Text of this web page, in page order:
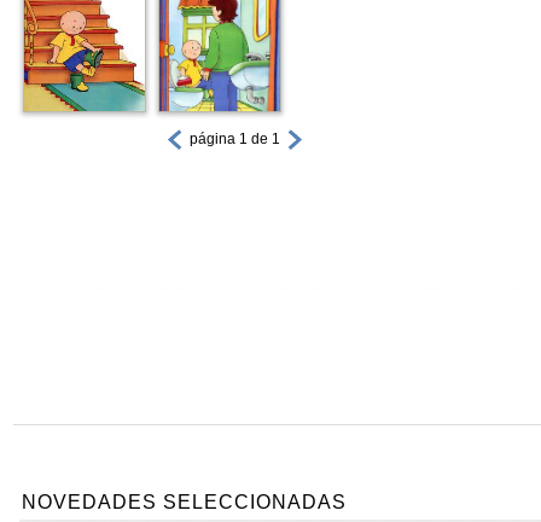
página 1 de 1
NOVEDADES SELECCIONADAS